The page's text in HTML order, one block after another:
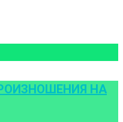
НА